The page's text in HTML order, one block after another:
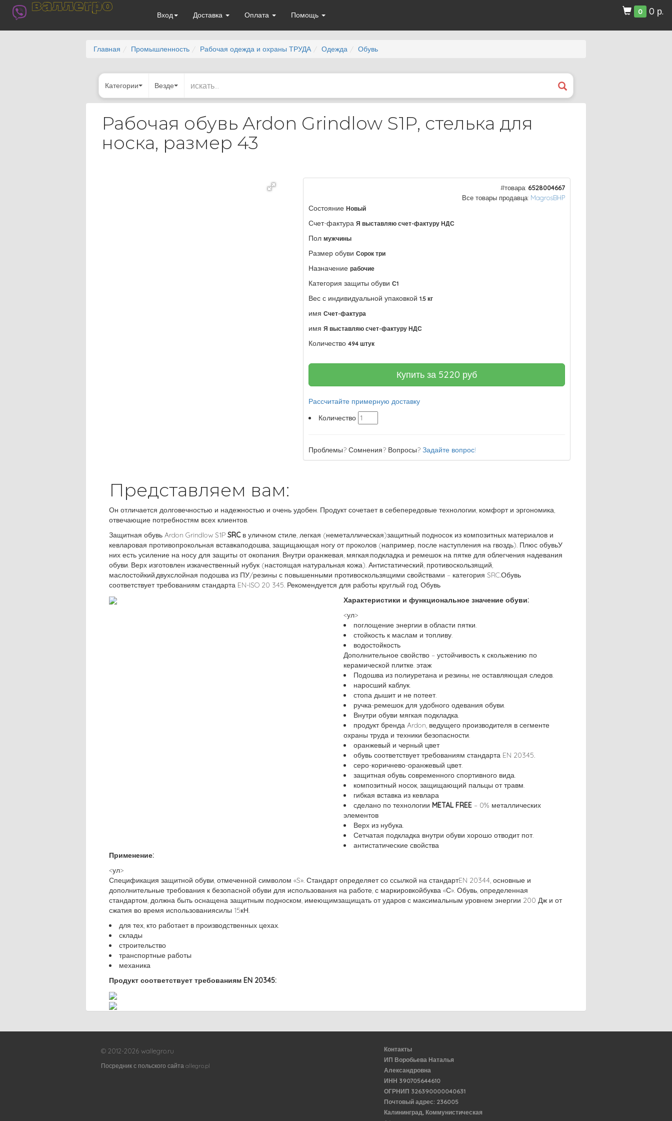
валлегро
Вход Доставка Оплата Помощь 0 0 р.
Главная Промышленность Рабочая одежда и охраны ТРУДА Одежда Обувь
Категории Везде
Рабочая обувь Ardon Grindlow S1P, стелька для
носка, размер 43
#товара: 6528004667
Все товары продавца: MagrosBHP
Состояние Новый
Счет-фактура Я выставляю счет-фактуру НДС
Пол мужчины
Размер обуви Сорок три
Назначение рабочие
Категория защиты обуви С1
Вес с индивидуальной упаковкой 1.5 кг
имя Счет-фактура
имя Я выставляю счет-фактуру НДС
Количество 494 штук
Купить за 5220 руб
Рассчитайте примерную доставку
Количество
Проблемы? Сомнения? Вопросы?Задайте вопрос!
Представляем вам:
Он отличается долговечностью и надежностью и очень удобен. Продукт сочетает в себепередовые технологии, комфорт и эргономика,
отвечающие потребностям всех клиентов.
Защитная обувь Ardon Grindlow S1P SRCв уличном стиле, легкая (неметаллическая)защитный подносок из композитных материалов и
кевларовая противопрокольная вставкаподошва, защищающая ногу от проколов (например, после наступления на гвоздь). Плюс обувьУ
них есть усиление на носу для защиты от окопания. Внутри оранжевая, мягкая.подкладка и ремешок на пятке для облегчения надевания
обуви. Верх изготовлен изкачественный нубук (настоящая натуральная кожа). Антистатический, противоскользящий,
маслостойкий.двухслойная подошва из ПУ/резины с повышенными противоскользящими свойствами – категория SRC.Обувь
соответствует требованиям стандарта EN-ISO 20 345. Рекомендуется для работы круглый год. Обувь
Характеристики и функциональное значение обуви:
<ул>
поглощение энергии в области пятки.
стойкость к маслам и топливу.
водостойкость
Дополнительное свойство – устойчивость к скольжению по
керамической плитке. этаж
Подошва из полиуретана и резины, не оставляющая следов.
наросший каблук.
стопа дышит и не потеет.
ручка-ремешок для удобного одевания обуви.
Внутри обуви мягкая подкладка.
продукт бренда Ardon, ведущего производителя в сегменте
охраны труда и техники безопасности.
оранжевый и черный цвет
обувь соответствует требованиям стандарта EN 20345.
серо-коричнево-оранжевый цвет.
защитная обувь современного спортивного вида.
композитный носок, защищающий пальцы от травм.
гибкая вставка из кевлара
сделано по технологии METAL FREE – 0% металлических
элементов
Верх из нубука.
Сетчатая подкладка внутри обуви хорошо отводит пот.
антистатические свойства
Применение:
<ул>
Спецификация защитной обуви, отмеченной символом «S». Стандарт определяет со ссылкой на стандартEN 20344, основные и
дополнительные требования к безопасной обуви для использования на работе, с маркировкойбуква «С». Обувь, определенная
стандартом, должна быть оснащена защитным подноском, имеющимзащищать от ударов с максимальным уровнем энергии 200 Дж и от
сжатия во время использованиясилы 15кН.
для тех, кто работает в производственных цехах.
склады
строительство
транспортные работы
механика
Продукт соответствует требованиям EN 20345:
© 2012-2026 wallegro.ru
Посредник с польского сайта allegro.pl
Контакты
ИП Воробьева Наталья
Александровна
ИНН 390705644610
ОГРНИП 326390000040631
Почтовый адрес: 236005
Калининград, Коммунистическая